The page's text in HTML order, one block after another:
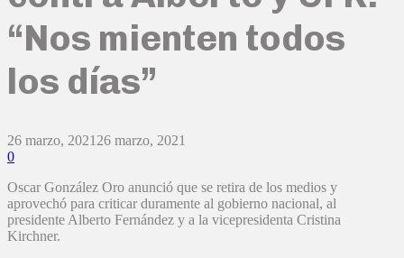
“Nos mienten todos
los días”
26 marzo, 2021 26 marzo, 2021
0
Oscar González Oro anunció que se retira de los medios y
aprovechó para criticar duramente al gobierno nacional, al
presidente Alberto Fernández y a la vicepresidenta Cristina
Kirchner.